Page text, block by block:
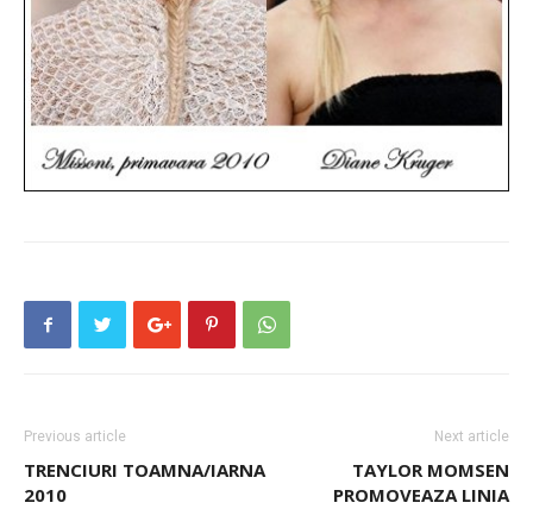
Previous article
TRENCIURI TOAMNA/IARNA
2010
Next article
TAYLOR MOMSEN
PROMOVEAZA LINIA